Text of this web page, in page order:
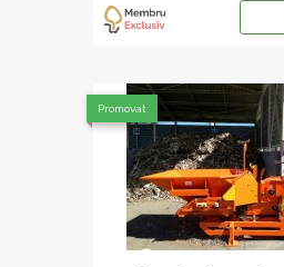
Promovat